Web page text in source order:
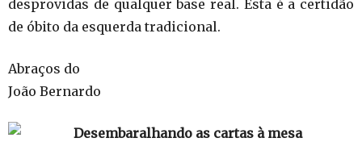
desprovidas de qualquer base real. Esta é a certidão
de óbito da esquerda tradicional.
Abraços do
João Bernardo